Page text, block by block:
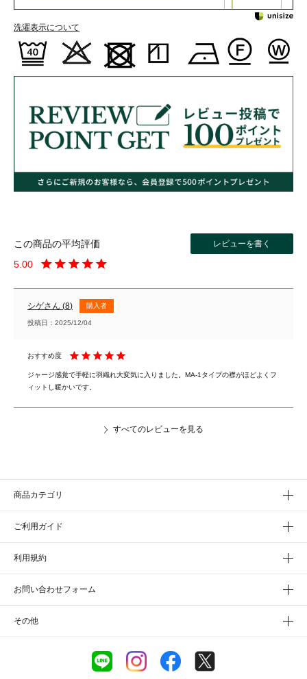
洗濯表示について
5.00
シゲ 8 購入者
投稿日 2025/12/04
ジャージ感覚で手軽に羽織れ大変気に入りました。MA-1タイプの襟がほどよくフ
ィットし暖かいです。
すべてのレビューを見る
レビューを書く
商品カテゴリ
ご利用ガイド
利用規約
お問い合わせフォーム
その他